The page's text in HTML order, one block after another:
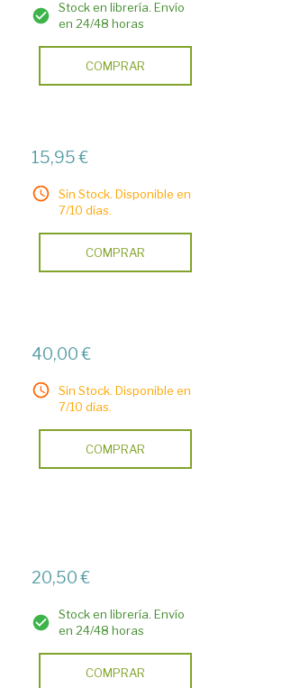
Stock en librería. Envío
en 24/48 horas
COMPRAR
15,95 €
Sin Stock. Disponible en
7/10 días.
COMPRAR
40,00 €
Sin Stock. Disponible en
7/10 días.
COMPRAR
20,50 €
Stock en librería. Envío
en 24/48 horas
COMPRAR